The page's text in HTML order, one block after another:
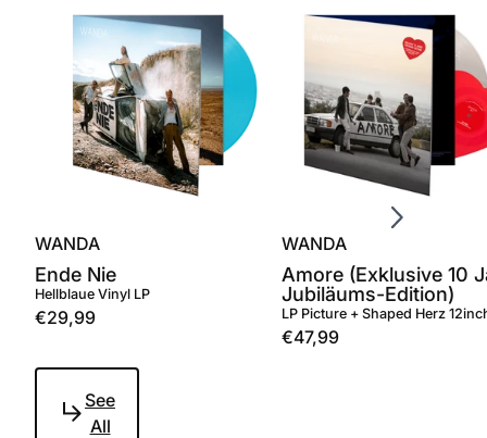
WANDA
Ende Nie
Hellblaue Vinyl LP
€29,99
WANDA
Amore (Exklusive 10
Jubiläums-Edition)
LP Picture + Shaped Herz
€47,99
Scroll right
See
All